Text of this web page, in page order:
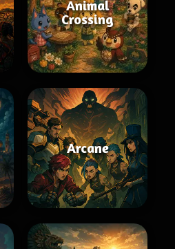
Animal
Crossing
Arcane